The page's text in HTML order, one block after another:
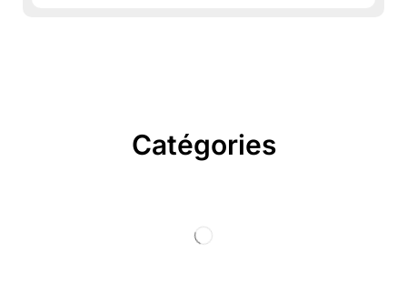
Catégories